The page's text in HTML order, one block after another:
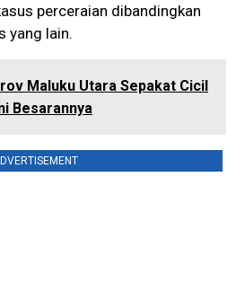
perceraian dibandingkan
yang lain.
Maluku Utara Sepakat Cicil
Besarannya